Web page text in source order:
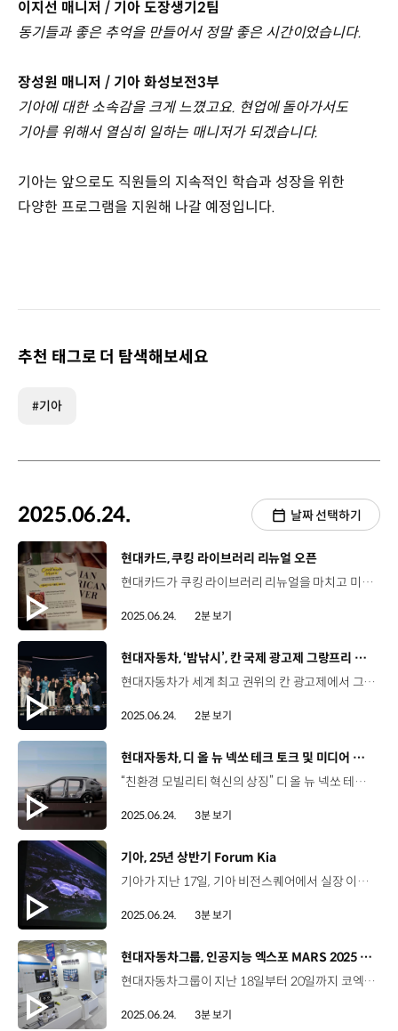
이지선 매니저 / 기아 도장생기2팀
동기들과 좋은 추억을 만들어서 정말 좋은 시간이었습니다.
장성원 매니저 / 기아 화성보전3부
기아에 대한 소속감을 크게 느꼈고요. 현업에 돌아가서도
기아를 위해서 열심히 일하는 매니저가 되겠습니다.
기아는 앞으로도 직원들의 지속적인 학습과 성장을 위한
다양한 프로그램을 지원해 나갈 예정입니다.
추천 태그로 더 탐색해보세요
#기아
2025.06.24. 날짜 선택하기
[동영상]
현대카드, 쿠킹 라이브러리 리뉴얼 오픈
현대카드가 쿠킹 라이브러리 리뉴얼을 마치고 미식 경험 극대화에 나섭니다. ‘현대카드 쿠킹 라이브러리’는 유명 셰프들의 레시피와 다양한 문화권의 식문화를 담은 1만2000여 권의 쿡북(cook book)은 물론, 직접 요리의 가치를 경험할 수 있는 복합 미식 공간으로 2017년 문을 열었는데요, 지난 20일, ‘먹고, 읽고, 요리하는 (EAT, READ, COOK) 공간’을 테마로 리뉴얼 오픈했습니다. 쿠킹 라이브러리는 이번 리뉴얼을 통해 미식과 책이 공존하는 복합 문화공간으로 정체성을 강화하고 FB브랜드와의 협업을 통해 음식에 대한 영감을 채울 수 있는 다채로운 프로그램을 제공할 예정입니다. 현대카드 쿠킹 라이브러리는 미식 장터 ‘Saturday Market’, 트렌디한 FB 브랜드를 만날 수 있는 ‘Saturday Pop-up’ 등 다양한 프로그램을 운영할 예정인데요, 자세한 내용은 현대카드 DIVE 앱과 현대카드 쿠킹라이브러리 인스타그램을 통해 확인할 수 있습니다.
2025.06.24. 2분 보기
[동영상]
현대자동차, ‘밤낚시’, 칸 국제 광고제 그랑프리 최초 수상
현대자동차가 세계 최고 권위의 칸 광고제에서 그랑프리 수상을 포함해 4관왕을 달성했습니다. 현대자동차와 이노션이 공동 제작한 단편 영화 ‘밤낚시’는 '칸 라이언즈 2025'에서 엔터테인먼트 부문 그랑프리를 수상했는데요, 이는 국내 완성차 브랜드 최초의 수상으로 작품성과 혁신성을 동시에 인정받으며 브랜드 콘텐츠의 새로운 가능성을 제시했습니다. ‘밤낚시’는 10분 내외의 '스낵 무비' 형식을 도입해 기존의 광고 문법을 깨는 창의적 접근으로 주목받았습니다. 또한, 현대자동차 CSR 캠페인 '나무 특파원'도 금사자상 2개, 은사자상 1개를 수상하며 차별화된 혁신적 마케팅을 인정받았는데요. AI 기술을 활용해 나무가 1인칭 시점으로 직접 산림 보존의 중요성을 알려 기후 변화에 대한 색다른 방식의 공감을 유도했다는 평가를 받았습니다. 뿐만 아니라 현대자동차와 이노션은 ‘칸 라이언즈 2025’ 에서 '광고는 덜고 진짜 이야기를 시작하라'를 주제로 브랜드 콘텐츠 전략의 새로운 방향성을 제시하는 공식 세미나를 개최했습니다. 한편, 이노션은 이번 수상으로 칸라이언즈에서 2 년 연속 그랑프리를 받아 한국 광고사에 전례없는 기록을 남기며 글로벌 마케팅 커뮤니케이션 리딩 기업으로서 활약을 펼쳤습니다.
2025.06.24. 2분 보기
[동영상]
현대자동차, 디 올 뉴 넥쏘 테크 토크 및 미디어 시승회
“친환경 모빌리티 혁신의 상징” 디 올 뉴 넥쏘 테크 토크 미디어 시승회 디 올 뉴 넥쏘 테크 토크 서울 마곡 메이필드 호텔 6월 18일(수) ~ 19일(목) 넥쏘를 개발한 담당 연구원들이 직접 상품성에 대해 발표하는 테크 토크 국내 미디어 120여 개 매체 참가 2018년 3월 첫 출시 이후, 7년만에 새롭게 선보이는 완전변경 모델 김호중 책임연구원 / 현대자동차 MLV프로젝트2팀디 올 뉴 넥쏘는 현대자동차가 28년간 걸어온 수소 사회에 대한 올곧은 신념을 증명하는 모델로 기존 넥쏘 소비자들의 소중한 목소리를 담아 개발했습니다. 강건화된 차체 구조를 통한 충돌 안전 성능과 9에어백 시스템 등을 탑재해 디자인과 안전성, 실용성을 모두 겸비하였습니다. SUV의 강인한 이미지와 디 올 뉴 넥쏘만의 독특한 디자인 현대자동차의 새로운 디자인 언어 ‘아트 오브 스틸(Art of Steel)’ 반영 고객의 편의를 위한 수소전기차 전용 ‘루트 플래너’ 적용 정현준 연구원 / 현대자동차 MLV프로젝트2팀루트 플래너는 현재 수소 잔여량으로 목적지까지 도달하기 어려울 때 충전소를 포함한 경로를 안내하는 기능으로 이를 통해 장거리 이동 시 더 이상 충전소 앱에 접속하거나 전화로 확인하시는 불편함 없이 사용하실 수 있는 충전소와 그에 맞는 최적의 루트를 추천받으실 수 있습니다. 테크토크와 함께 열린 디 올 뉴 넥쏘 미디어 시승회 서울 강서구 ↔ 인천 중구 왕복 약 100km 주행 다양한 코스 주행을 통해 넥쏘의 기술력과 상품성 체험 최고 모터 출력 150kW 기반의 고효율 동력성능 고성능 복합소재를 적용한 수소 저장탱크로 수소 저장량 6.69kg까지 증대 단 5분 1회 충전으로 최대 720km 주행 가능 홈 인테리어 감성으로 완성된 안락하고 고급스러운 인테리어 디자인 동승석 오픈 트레이 등 사용자 중심으로 최적화된 실내 공간 임주희 기자 / 디지털타임스제가 수소전기차를 처음 타봤는데 생각보다 되게 부드럽고 전기차와는 또 다른 매력이 있는 것 같더라고요. 박현준 기자 / 뉴시스(이전 넥쏘를) 잠깐 타본 경험을 비춰봤을 때 많이 개선됐고 또 1회 충전 주행가능 거리가 늘어나서 경제적으로 탈 수 있을 것 같다는 생각이 들었습니다. 박홍준 기자 / 오토타임즈 실내 공간 자체도 전기차처럼 넓게 구성 할 수 있어서 공간 활용성 측면에서도 여러모로 정말 많이 좋아진 것 같습니다. 매우 만족스럽습니다. “넥쏘에 반했쏘~” 탁월한 실용성, 뛰어난 동력성능까지 갖춘 넥쏘 “넥쏘와 함께 열어가는 새로운 모빌리티 라이프”
2025.06.24. 3분 보기
[동영상]
기아, 25년 상반기 Forum Kia
기아가 지난 17일, 기아 비전스퀘어에서 실장 이상 임원 141명이 참석한 가운데 25년 상반기 Forum Kia를 실시했습니다. Forum Kia는 기아 리더들을 대상으로 경영 현황을 공유하고 비즈니스 인사이트를 강화하기 위해 매년 상·하반기에 진행되고 있는데요. 이번 Forum Kia에서는 우리가 직면한 글로벌 복합위기와 그 속에 숨은 맥락을 정확하게 인지하고 지속성장과 생존을 위해 필요한 변화와 혁신을 모색하기 위해 ‘직면한 글로벌 복합위기, 어떻게 생존할 것인가?’라는 주제로 비즈니스, 고객, 리더, 기업문화 측면에서 함께 생각해 볼 수 있는 다양한 세션이 마련됐습니다. ‘지정학적 리스크와 모빌리티 산업’ 세션에서는 지정학적 위험요소를 기회로 바꾸는 전략이 무엇인지 함께 생각해 보는 시간을 가졌습니다. 박종훈 소장 / 지식경제연구소 기아가 앞으로 갖고 있는 여러 가지 계획들에 대해서 트럼프 대통령이 뭔가 훼방을 놓는 게 아닌가 이런 생각까지 드실 텐데요. 그만큼 자동차 산업이 정말 중요하기 때문입니다. 기아 여러분들이 앞으로 대한민국을 이끄는 정말 놀라운 혁신에 계속해서 성공할 수 있도록 진심을 다해 기원하겠습니다. 또한, 생성형 AI를 활용하는 단계를 넘어 Physical AI의 현실화가 가능한 시점에서 새로운 기회는 무엇인지에 대해서도 모색했는데요. 정소영 대표 / NVIDIA 코리아결국 AI는 소프트웨어를 대하는 새로운 방법론이라고 저희는 생각을 하고 있습니다. 궁극적으로 그 소프트웨어를 대하는 어떤 철학과 또 여러가지 부분의 관점들이 실제로 반영되는 것이 기아의 AI 트랜스포메이션에 굉장히 중요한 역할을 할 것이라고 저는 생각을 하고 있습니다. 이와 함께 고객에게 영감을 주고, 고객을 열광하게 하는 새로운 가치를 만들어가는 방법에 대해 성찰해 보는 시간을 가졌습니다. 조수용 대표 / 비미디어컴퍼니제가 평소에 되게 좋아하던 기아에 와서 이렇게 만나 뵙게 돼서 정말 반갑고요. 제가 요즘에 기아의 많은 제품들을 보면서 깜짝깜짝 놀라고 있습니다. 앞으로도 더 많이 기대하겠습니다. 감사합니다. 또한, 기아의 25년 상반기 경영성과를 리뷰하고 하반기에도 기아의 저력을 발휘하기 위한 실천의지를 다지는 시간도 가졌습니다. 기아는 앞으로도 Forum Kia를 통해 시대적 변화와 경영 트렌드 분석을 기반으로 인사이트를 강화해나갈 계획입니다.
2025.06.24. 3분 보기
[동영상]
현대자동차그룹, 인공지능 엑스포 MARS 2025 참가
현대자동차그룹이 지난 18일부터 20일까지 코엑스에서 열린 인공지능 엑스포 ‘MARS 2025’에 참가해 앞선 소프트웨어 기술력을 선보였습니다. MARS 2025는 화성특례시가 주최하는 인공지능 특화 엑스포인데요, 현대자동차그룹은 로보틱스랩과 기아 부스를 각각 마련하고 다양한 첨단 기술을 공개했습니다. 로보틱스랩은 인공지능을 결합한 혁신적 로보틱스 기술력과 로보틱스 토탈 솔루션을 통한 다양한 서비스 제공 방안을 제시했는데요, 소프트웨어를 관람객들이 쉽게 이해할 수 있도록 체험형 공간으로 부스를 꾸몄습니다. 이번에 공개된 로보틱스 소프트웨어 기술은 ‘페이시(Facey), ‘달이 딜리버리(DAL-e Delivery), ‘나콘(NARCHON)’ 등 총 여섯 가지인데요. 특히, 카메라로 인식한 정보를 사람의 언어로 바꿔주는 ‘온 디바이스 VLM’과 영상 분석 기술을 갖춘 ‘지능형 CCTV’는 로보틱스랩이 자체 개발해 최초로 공개하는 기술입니다. 이지아 파트장 / 현대자동차 로보틱스지능SW팀 로보틱스랩은 로봇기반의 AI 소프트웨어 기술을 활용해 영업거점, 오피스, 병원 등 인간과 공존하는 많은 공간에서 서비스를 제공하고 있습니다. 로봇을 넘어 건물, 인프라 등에도 AI 소프트웨어 기술을 적용하는 등 경계를 뛰어넘는 총체적인 고객 경험을 제공하기 위해 노력하고 있습니다. 기아도 AI 어시스턴트 존, SDV 존, PBV 존 등 세 개의 전시장을 구성하고 차별화된 소프트웨어 기술력을 체험할 수 있도록 했는데요, 관람객들은 생성형 AI가 탑재된 EV4에 탑승해 음성인식 등 AI 어시스턴트 기능을 체험하고 PV5 패신저 밴 모델에 탑승해 혁신적인 공간을 경험했습니다. 현대자동차그룹은 앞으로도 모빌리티가 스마트 디바이스로 진화하는 과정을 고객과 함께 다양한 방식으로 소통해 나갈 계획입니다.
2025.06.24. 3분 보기